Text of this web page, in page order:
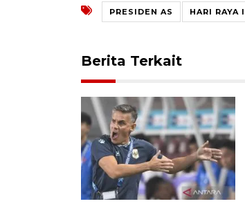
PRESIDEN AS HARI RAYA
Berita Terkait